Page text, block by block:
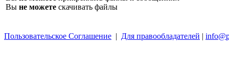
Вы не можете скачивать файлы
Пользовательское Соглашение | Для правообладателей |